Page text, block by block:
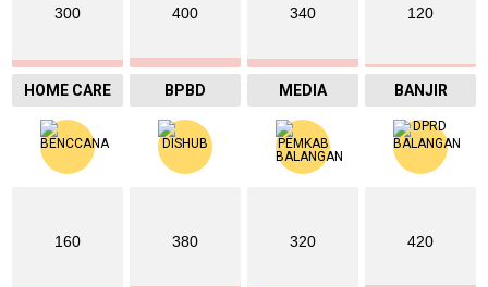
300
HOME CARE
400
BPBD
340
MEDIA
120
BANJIR
160 380 320 420